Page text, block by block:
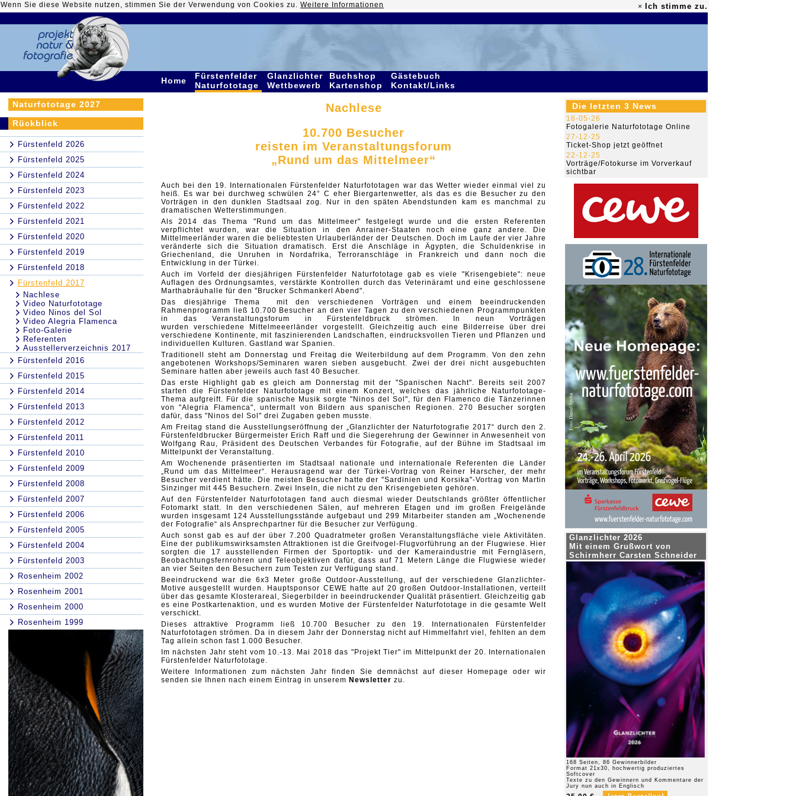
Wenn Sie diese Website nutzen, stimmen Sie der Verwendung von Cookies zu. Weitere Informationen × Ich stimme zu.
Home
Fürstenfelder
Naturfototage
Glanzlichter
Wettbewerb
Buchshop
Kartenshop
Gästebuch
Kontakt/Links
Naturfototage 2027
Rückblick
Fürstenfeld 2026
Fürstenfeld 2025
Fürstenfeld 2024
Fürstenfeld 2023
Fürstenfeld 2022
Fürstenfeld 2021
Fürstenfeld 2020
Fürstenfeld 2019
Fürstenfeld 2018
Fürstenfeld 2017
Nachlese
Video Naturfototage
Video Ninos del Sol
Video Alegria Flamenca
Foto-Galerie
Referenten
Ausstellerverzeichnis 2017
Fürstenfeld 2016
Fürstenfeld 2015
Fürstenfeld 2014
Fürstenfeld 2013
Fürstenfeld 2012
Fürstenfeld 2011
Fürstenfeld 2010
Fürstenfeld 2009
Fürstenfeld 2008
Fürstenfeld 2007
Fürstenfeld 2006
Fürstenfeld 2005
Fürstenfeld 2004
Fürstenfeld 2003
Rosenheim 2002
Rosenheim 2001
Rosenheim 2000
Rosenheim 1999
Nachlese
10.700 Besucher
reisten im Veranstaltungsforum
„Rund um das Mittelmeer“
Auch bei den 19. Internationalen Fürstenfelder Naturfototagen war das Wetter wieder einmal viel zu
heiß. Es war bei durchweg schwülen 24° C eher Biergartenwetter, als das es die Besucher zu den
Vorträgen in den dunklen Stadtsaal zog. Nur in den späten Abendstunden kam es manchmal zu
dramatischen Wetterstimmungen.
Als 2014 das Thema "Rund um das Mittelmeer" festgelegt wurde und die ersten Referenten
verpflichtet wurden, war die Situation in den Anrainer-Staaten noch eine ganz andere. Die
Mittelmeerländer waren die beliebtesten Urlauberländer der Deutschen. Doch im Laufe der vier Jahre
veränderte sich die Situation dramatisch. Erst die Anschläge in Ägypten, die Schuldenkrise in
Griechenland, die Unruhen in Nordafrika, Terroranschläge in Frankreich und dann noch die
Entwicklung in der Türkei.
Auch im Vorfeld der diesjährigen Fürstenfelder Naturfototage gab es viele "Krisengebiete": neue
Auflagen des Ordnungsamtes, verstärkte Kontrollen durch das Veterinäramt und eine geschlossene
Marthabräuhalle für den "Brucker Schmankerl Abend".
Das diesjährige Thema mit den verschiedenen Vorträgen und einem beeindruckenden
Rahmenprogramm ließ 10.700 Besucher an den vier Tagen zu den verschiedenen Programmpunkten
in das Veranstaltungsforum in Fürstenfeldbruck strömen. In neun Vorträgen
wurden verschiedene Mittelmeeerländer vorgestellt. Gleichzeitig auch eine Bilderreise über drei
verschiedene Kontinente, mit faszinierenden Landschaften, eindrucksvollen Tieren und Pflanzen und
individuellen Kulturen. Gastland war Spanien.
Traditionell steht am Donnerstag und Freitag die Weiterbildung auf dem Programm. Von den zehn
angebotenen Workshops/Seminaren waren sieben ausgebucht. Zwei der drei nicht ausgebuchten
Seminare hatten aber jeweils auch fast 40 Besucher.
Das erste Highlight gab es gleich am Donnerstag mit der "Spanischen Nacht". Bereits seit 2007
starten die Fürstenfelder Naturfototage mit einem Konzert, welches das jährliche Naturfototage-
Thema aufgreift. Für die spanische Musik sorgte "Ninos del Sol", für den Flamenco die Tänzerinnen
von "Alegria Flamenca", untermalt von Bildern aus spanischen Regionen. 270 Besucher sorgten
dafür, dass "Ninos del Sol" drei Zugaben geben musste.
Am Freitag stand die Ausstellungseröffnung der „Glanzlichter der Naturfotografie 2017“ durch den 2.
Fürstenfeldbrucker Bürgermeister Erich Raff und die Siegerehrung der Gewinner in Anwesenheit von
Wolfgang Rau, Präsident des Deutschen Verbandes für Fotografie, auf der Bühne im Stadtsaal im
Mittelpunkt der Veranstaltung.
Am Wochenende präsentierten im Stadtsaal nationale und internationale Referenten die Länder
„Rund um das Mittelmeer“. Herausragend war der Türkei-Vortrag von Reiner Harscher, der mehr
Besucher verdient hätte. Die meisten Besucher hatte der "Sardinien und Korsika"-Vortrag von Martin
Sinzinger mit 445 Besuchern. Zwei Inseln, die nicht zu den Krisengebieten gehören.
Auf den Fürstenfelder Naturfototagen fand auch diesmal wieder Deutschlands größter öffentlicher
Fotomarkt statt. In den verschiedenen Sälen, auf mehreren Etagen und im großen Freigelände
wurden insgesamt 124 Ausstellungsstände aufgebaut und 299 Mitarbeiter standen am „Wochenende
der Fotografie“ als Ansprechpartner für die Besucher zur Verfügung.
Auch sonst gab es auf der über 7.200 Quadratmeter großen Veranstaltungsfläche viele Aktivitäten.
Eine der publikumswirksamsten Attraktionen ist die Greifvogel-Flugvorführung an der Flugwiese. Hier
sorgten die 17 ausstellenden Firmen der Sportoptik- und der Kameraindustrie mit Ferngläsern,
Beobachtungsfernrohren und Teleobjektiven dafür, dass auf 71 Metern Länge die Flugwiese wieder
an vier Seiten den Besuchern zum Testen zur Verfügung stand.
Beeindruckend war die 6x3 Meter große Outdoor-Ausstellung, auf der verschiedene Glanzlichter-
Motive ausgestellt wurden. Hauptsponsor CEWE hatte auf 20 großen Outdoor-Installationen, verteilt
über das gesamte Klosterareal, Siegerbilder in beeindruckender Qualität präsentiert. Gleichzeitig gab
es eine Postkartenaktion, und es wurden Motive der Fürstenfelder Naturfototage in die gesamte Welt
verschickt.
Dieses attraktive Programm ließ 10.700 Besucher zu den 19. Internationalen Fürstenfelder
Naturfototagen strömen. Da in diesem Jahr der Donnerstag nicht auf Himmelfahrt viel, fehlten an dem
Tag allein schon fast 1.000 Besucher.
Im nächsten Jahr steht vom 10.-13. Mai 2018 das "Projekt Tier" im Mittelpunkt der 20. Internationalen
Fürstenfelder Naturfototage.
Weitere Informationen zum nächsten Jahr finden Sie demnächst auf dieser Homepage oder wir
senden sie Ihnen nach einem Eintrag in unserem Newsletter zu.
Die letzten 3 News
16-05-26
Fotogalerie Naturfototage Online
27-12-25
Ticket-Shop jetzt geöffnet
22-12-25
Vorträge/Fotokurse im Vorverkauf
sichtbar
Glanzlichter 2026
Mit einem Grußwort von
Schirmherr Carsten Schneider
168 Seiten, 86 Gewinnerbilder
Format 21x30, hochwertig produziertes
Softcover
Texte zu den Gewinnern und Kommentare der
Jury nun auch in Englisch